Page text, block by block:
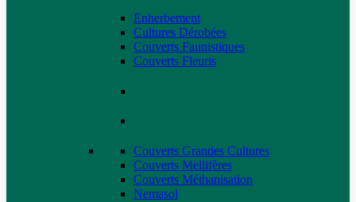
Enherbement
Cultures Dérobées
Couverts Faunistiques
Couverts Fleuris
Couverts Grandes Cultures
Couverts Mellifères
Couverts Méthanisation
Nemasol